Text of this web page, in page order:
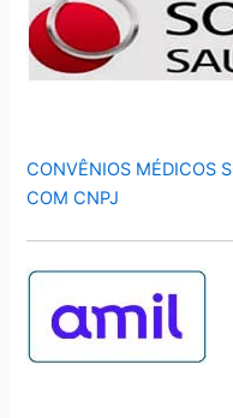
CONVÊNIOS MÉDICOS
COM CNPJ